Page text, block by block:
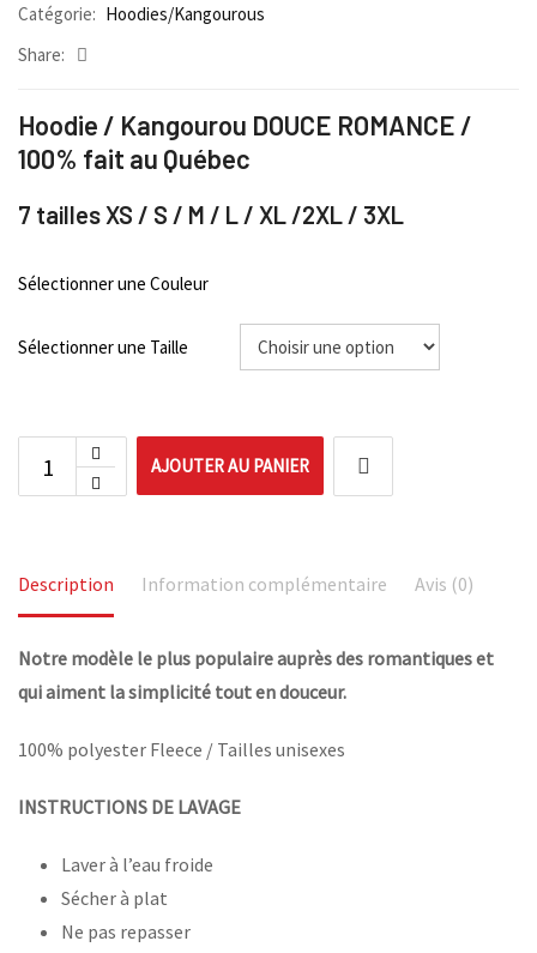
Catégorie: Hoodies/Kangourous
Share:
Hoodie / Kangourou DOUCE ROMANCE /
100% fait au Québec
7 tailles XS / S / M / L / XL /2XL / 3XL
Sélectionner une Couleur
Sélectionner une Taille
AJOUTER AU PANIER
Description Information complémentaire Avis (0)
Notre modèle le plus populaire auprès des romantiques et
qui aiment la simplicité tout en douceur.
100% polyester Fleece / Tailles unisexes
INSTRUCTIONS DE LAVAGE
Laver à l’eau froide
Sécher à plat
Ne pas repasser